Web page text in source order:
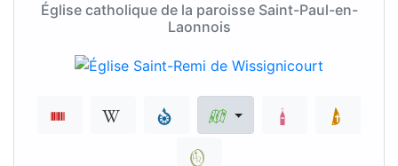
Église catholique de la paroisse Saint-Paul-en-
Laonnois